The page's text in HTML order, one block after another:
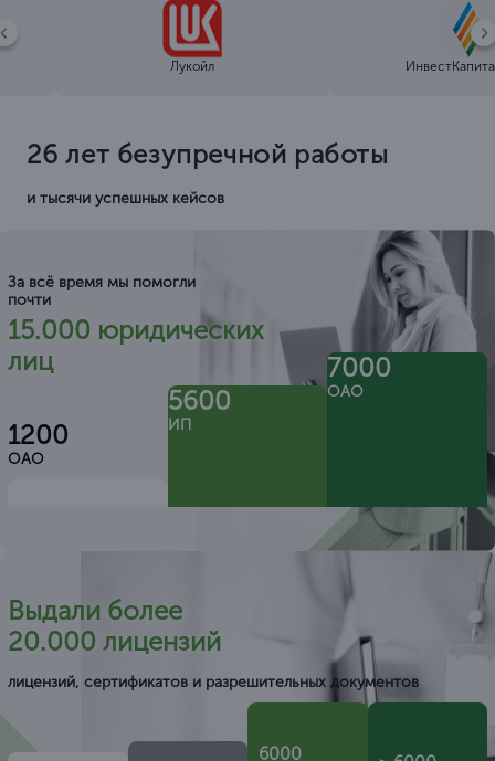
Лукойл
26 лет безупречной работы
и тысячи успешных кейсов
За всё время мы помогли
почти
15.000 юридических
лиц
1200
ОАО
5600
ИП
7000
ОАО
Выдали более
20.000 лицензий
лицензий, сертификатов и разрешительных документов
6000